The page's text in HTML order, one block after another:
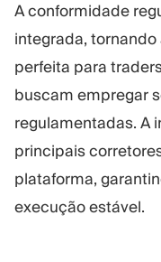
A conformidade
integrada,
perfeita para
buscam empregar
regulamentadas. A
principais
plataforma,
execução estável.